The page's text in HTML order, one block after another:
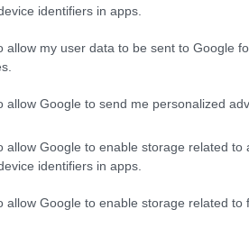
identifiers in apps.
allow my user data to be sent to Google
allow Google to send me personalized
allow Google to enable storage related to
identifiers in apps.
allow Google to enable storage related to
con ironia
scene di vita comune — dal
ruotate attorno alla stessa
Questo espediente
di parlare sia ai fan più
del comicoAndrea Pisani
più riconoscibile per un